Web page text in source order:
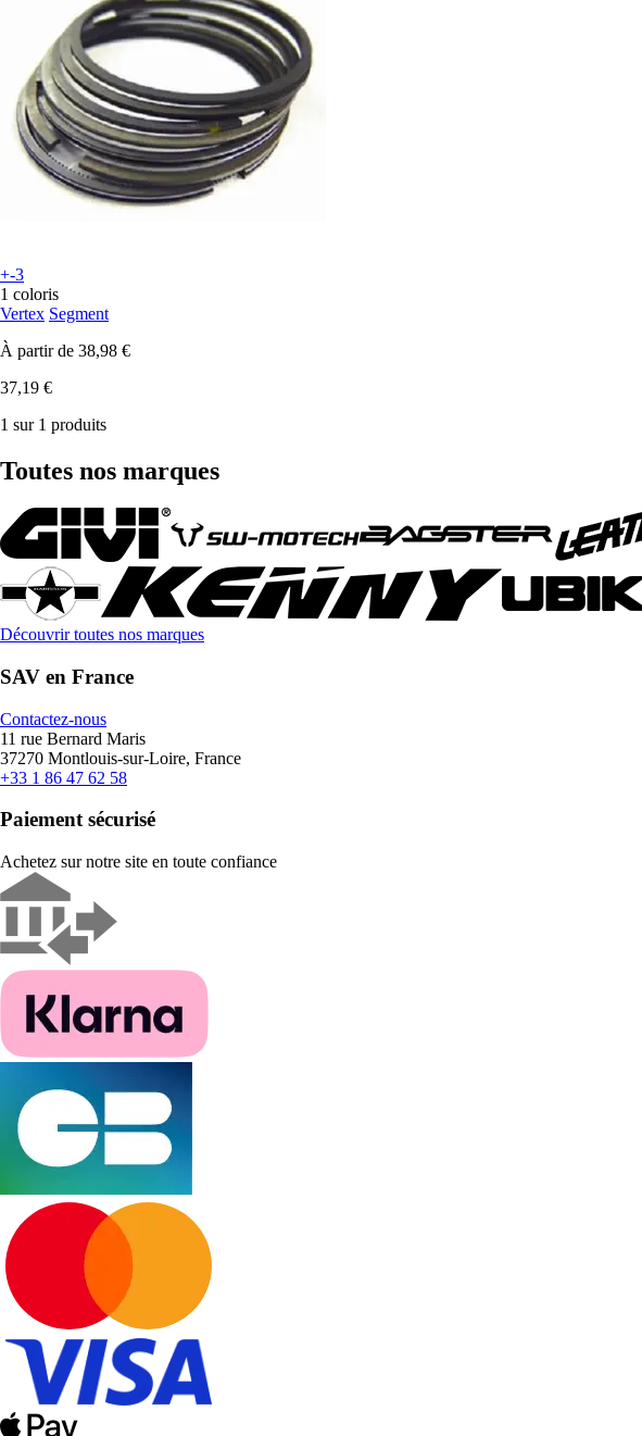
+-3
1 coloris
Vertex Segment
À partir de 38,98 €
37,19 €
1 sur 1 produits
Toutes nos marques
Découvrir toutes nos marques
SAV en France
Contactez-nous
11 rue Bernard Maris
37270 Montlouis-sur-Loire, France
+33 1 86 47 62 58
Paiement sécurisé
Achetez sur notre site en toute confiance